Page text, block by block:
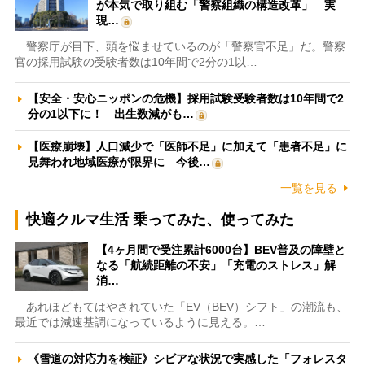
が本気で取り組む「警察組織の構造改革」 実
現…
警察庁が目下、頭を悩ませているのが「警察官不足」だ。警察
官の採用試験の受験者数は10年間で2分の1以…
【安全・安心ニッポンの危機】採用試験受験者数は10年間で2
分の1以下に！ 出生数減がも…
【医療崩壊】人口減少で「医師不足」に加えて「患者不足」に
見舞われ地域医療が限界に 今後…
一覧を見る
快適クルマ生活 乗ってみた、使ってみた
【4ヶ月間で受注累計6000台】BEV普及の障壁と
なる「航続距離の不安」「充電のストレス」解
消…
あれほどもてはやされていた「EV（BEV）シフト」の潮流も、
最近では減速基調になっているように見える。…
《雪道の対応力を検証》シビアな状況で実感した「フォレスタ